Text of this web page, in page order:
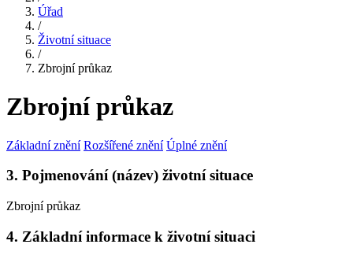
Úřad
/
Životní situace
/
Zbrojní průkaz
Zbrojní průkaz
Základní znění Rozšířené znění Úplné znění
3. Pojmenování (název) životní situace
Zbrojní průkaz
4. Základní informace k životní situaci